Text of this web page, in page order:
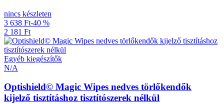
nincs készleten
3 638 Ft-40 %
2 181 Ft
Egyéb kiegészítők
N/A
Optishield© Magic Wipes nedves törlőkendők
kijelző tisztításhoz tisztítószerek nélkül